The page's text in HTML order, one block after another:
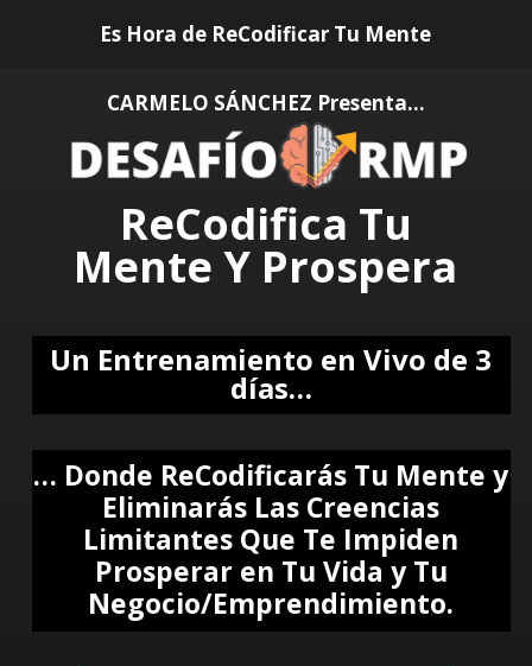
Es Hora de ReCodificar Tu Mente
CARMELO SÁNCHEZ Presenta…
ReCodifica Tu
Mente Y Prospera
Un Entrenamiento en Vivo de 3
días…
… Donde ReCodificarás Tu Mente y
Eliminarás Las Creencias
Limitantes Que Te Impiden
Prosperar en Tu Vida y Tu
Negocio/Emprendimiento.